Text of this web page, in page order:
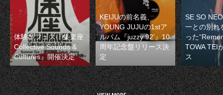
体験型フェス『集楽座
Collective Sounds &
Cultures』開催決定
KEIJUの前名義、
YOUNG JUJUの1stア
ルバム『juzzy 92’』10
周年記念盤リリース決
定
SE SO
一との別れ
った
TOWA TEI
ス